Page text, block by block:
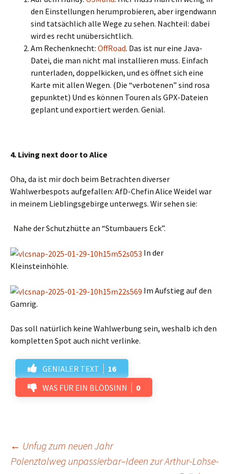
den Einstellungen herumprobieren, aber irgendwann
sind tatsächlich alle Wege zu sehen. Nachteil: dabei
wird es recht unübersichtlich.
Am Rechenknecht: OffRoad. Das ist nur eine Java-
Datei, die man nicht mal installieren muss. Einfach
runterladen, doppelkicken, und es öffnet sich eine
Karte mit allen Wegen. (Die “verbotenen” sind rosa
gepunktet) Und es können Touren als GPX-Dateien
geplant und exportiert werden. Genial.
4. Living next door to Alice
Oha, da ist mir doch beim Betrachten diverser
Wahlwerbespots aufgefallen: AfD-Chefin Alice Weidel war
in meinem Lieblingsgebirge unterwegs. Wir sehen sie:
Nahe der Schutzhütte an “Stumbauers Eck”.
In der
Kleinsteinhöhle.
Im Aufstieg auf den
Gamrig.
Das soll natürlich keine Wahlwerbung sein, weshalb ich den
kompletten Spot auch nicht verlinke.
GENIALER TEXT
16
WAS FÜR EIN BLÖDSINN
0
Beitrags-
← Unfug zum neuen Jahr
Polenztalweg unpassierbar–Ideen zur Arthur-Lohse-